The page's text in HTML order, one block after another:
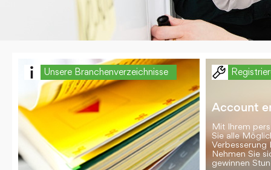
Unsere Branchenverzeichnisse
Account
Mit Ihrem
Sie alle
Verbesserung
Nehmen Sie
gewinnen